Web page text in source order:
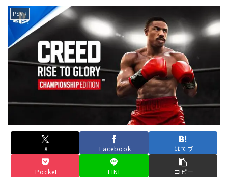
《未だ謎多きキャラ達の順位》：「女神の石碑編」＆「帝国編
《アニメ2期＆3期が強い》「神技のレヴォルテ編」・「黄金郷
《強者達が上位に立ち並ぶ》「一級魔法使い選抜試験編」のキ
36歳の彼女と結婚したいのに、家族が猛反対。家族から信じら
【ホロライブ】アキロゼARK2次会ゴッフィーのサムネ草
Powered by livedoor 相互RSS
PSVR
X Facebook はてブ
Pocket LINE コピー